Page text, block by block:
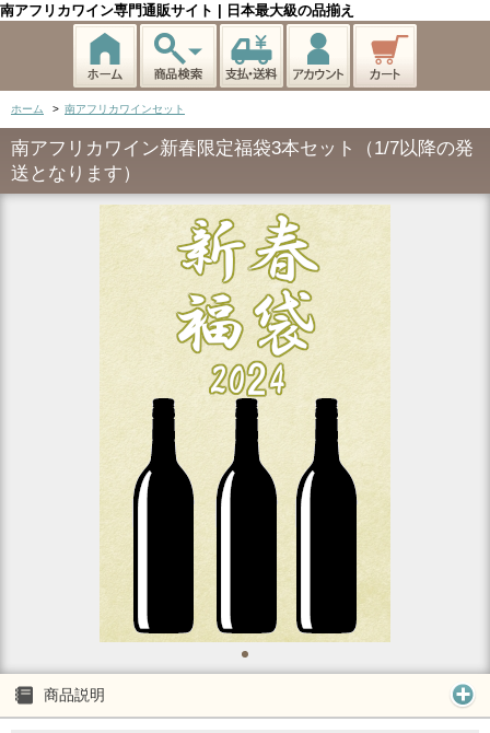
南アフリカワイン専門通販サイト | 日本最大級の品揃え
ホーム > 南アフリカワインセット
南アフリカワイン新春限定福袋3本セット（1/7以降の発
送となります）
商品説明